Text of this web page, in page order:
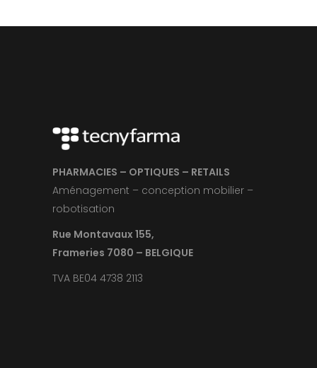
PHARMACIES – OPTIQUES – RETAILS
Aménagement – conception mobilier –
robotisation
Rue Montavaux 155,
Frameries 7080 – BELGIQUE
TVA BE04 4738 2113